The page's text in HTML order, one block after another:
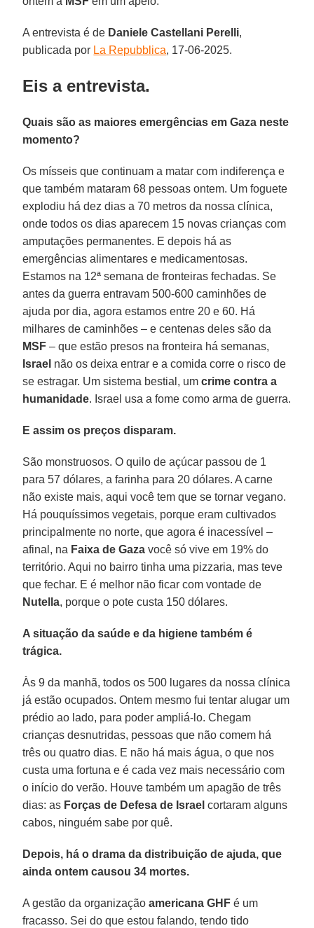
A entrevista é de Daniele Castellani Perelli,
publicada por La Repubblica, 17-06-2025.
Eis a entrevista.
Quais são as maiores emergências em Gaza neste
momento?
Os mísseis que continuam a matar com indiferença e
que também mataram 68 pessoas ontem. Um foguete
explodiu há dez dias a 70 metros da nossa clínica,
onde todos os dias aparecem 15 novas crianças com
amputações permanentes. E depois há as
emergências alimentares e medicamentosas.
Estamos na 12ª semana de fronteiras fechadas. Se
antes da guerra entravam 500-600 caminhões de
ajuda por dia, agora estamos entre 20 e 60. Há
milhares de caminhões – e centenas deles são da
MSF – que estão presos na fronteira há semanas,
Israel não os deixa entrar e a comida corre o risco de
se estragar. Um sistema bestial, umcrime contra a
humanidade. Israel usa a fome como arma de guerra.
E assim os preços disparam.
São monstruosos. O quilo de açúcar passou de 1
para 57 dólares, a farinha para 20 dólares. A carne
não existe mais, aqui você tem que se tornar vegano.
Há pouquíssimos vegetais, porque eram cultivados
principalmente no norte, que agora é inacessível –
afinal, na Faixa de Gaza você só vive em 19% do
território. Aqui no bairro tinha uma pizzaria, mas teve
que fechar. E é melhor não ficar com vontade de
Nutella, porque o pote custa 150 dólares.
A situação da saúde e da higiene também é
trágica.
Às 9 da manhã, todos os 500 lugares da nossa clínica
já estão ocupados. Ontem mesmo fui tentar alugar um
prédio ao lado, para poder ampliá-lo. Chegam
crianças desnutridas, pessoas que não comem há
três ou quatro dias. E não há mais água, o que nos
custa uma fortuna e é cada vez mais necessário com
o início do verão. Houve também um apagão de três
dias: as Forças de Defesa de Israel cortaram alguns
cabos, ninguém sabe por quê.
Depois, há o drama da distribuição de ajuda, que
ainda ontem causou 34 mortes.
A gestão da organização americana GHF é um
fracasso. Sei do que estou falando, tendo tido